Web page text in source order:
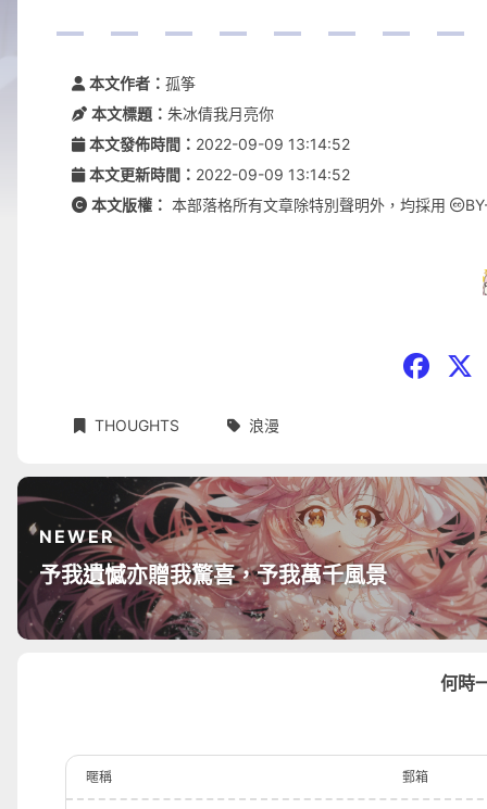
本文作者： 孤筝
本文標題： 朱冰倩我月亮你
本文發佈時間： 2022-09-09 13:14:52
本文更新時間： 2022-09-09 13:14:52
本文版權： 本部落格所有文章除特別聲明外，均採用
THOUGHTS 浪漫
NEWER
予我遺憾亦贈我驚喜，予我萬千風景
何時
暱稱 郵箱